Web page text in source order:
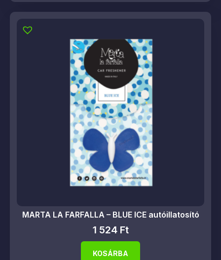
MARTA LA FARFALLA – BLUE ICE autóillatosító
1 524 Ft
KOSÁRBA